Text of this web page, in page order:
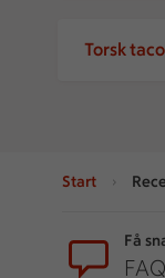
Torsk
Start
Få
FAQ